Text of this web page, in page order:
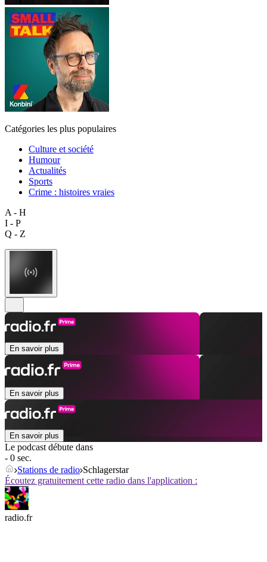
Catégories les plus populaires
Culture et société
Humour
Actualités
Sports
Crime : histoires vraies
A - H
I - P
Q - Z
En savoir plus
En savoir plus
En savoir plus
Le podcast débute dans
- 0 sec.
Stations de radio Schlagerstar
Écoutez gratuitement cette radio dans l'application :
radio.fr